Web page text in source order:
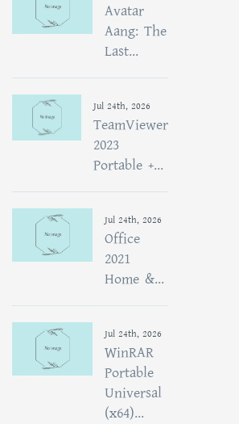
Avatar
Aang: The
Last...
Jul 24th, 2026
TeamViewer
2023
Portable +...
Jul 24th, 2026
Office
2021
Home &...
Jul 24th, 2026
WinRAR
Portable
Universal
(x64)...